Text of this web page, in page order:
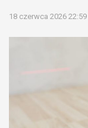
18 czerwca 2026 22:59